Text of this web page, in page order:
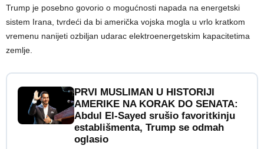
Trump je posebno govorio o mogućnosti napada na energetski
sistem Irana, tvrdeći da bi američka vojska mogla u vrlo kratkom
vremenu nanijeti ozbiljan udarac elektroenergetskim kapacitetima
zemlje.
PRVI MUSLIMAN U HISTORIJI
AMERIKE NA KORAK DO SENATA:
Abdul El-Sayed srušio favoritkinju
establišmenta, Trump se odmah
oglasio